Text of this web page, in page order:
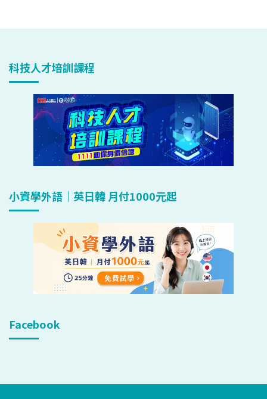
科技人才培訓課程
小資學外語｜英日韓 月付1000元起
Facebook